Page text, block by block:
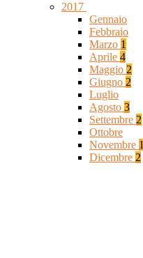
2017
Gennaio
Febbraio
Marzo 1
Aprile 4
Maggio 2
Giugno 2
Luglio
Agosto 3
Settembre 2
Ottobre
Novembre 1
Dicembre 2